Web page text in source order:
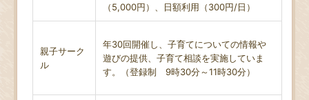
（5,000円）、日額利用（300円/日）
親子サーク
ル
年30回開催し、子育てについての情報や
遊びの提供、子育て相談を実施していま
す。（登録制 9時30分～11時30分）